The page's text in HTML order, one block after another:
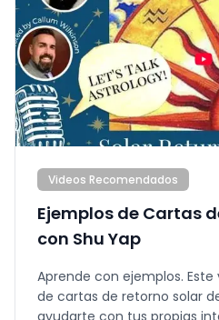
Videos Recomendados
Ejemplos de Cartas
con Shu Yap
Aprende con ejemplos.
de cartas de retorno solar
ayudarte con tus propias